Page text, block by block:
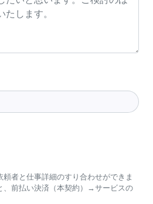
者と仕事詳細のすり合わせができま
、前払い決済（本契約）→サービスの